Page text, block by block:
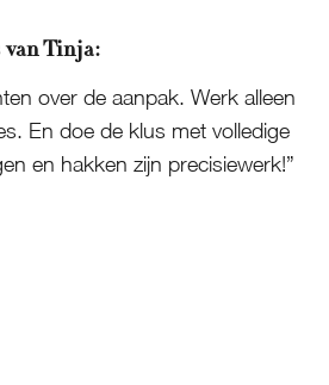
van Tinja:
over de aanpak. Werk alleen
En doe de klus met volledige
en hakken zijn precisiewerk!”